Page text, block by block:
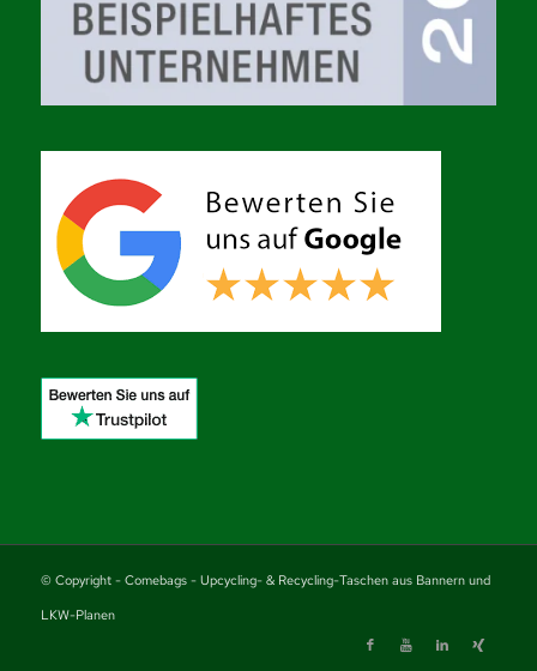
© Copyright - Comebags - Upcycling- & Recycling-Taschen aus Bannern und
LKW-Planen